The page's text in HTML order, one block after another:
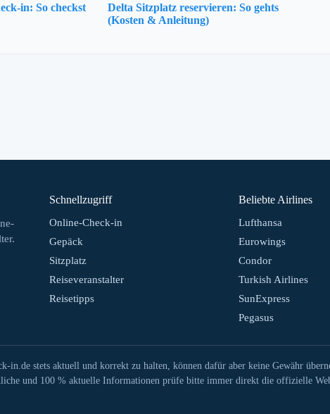
in: So checkst
Delta Sitzplatz reservieren: So gehts
(Kosten & Anleitung)
Schnellzugriff
Online-Check-in
Gepäck
Sitzplatz
Reiseveranstalter
Reisetipps
Beliebte Airlines
Lufthansa
Eurowings
Condor
Turkish Airlines
SunExpress
Pegasus
in.de stets aktuell und korrekt zu halten, können dafür aber keine Gewähr
und 100 % aktuelle Informationen prüfe bitte immer direkt die offizielle